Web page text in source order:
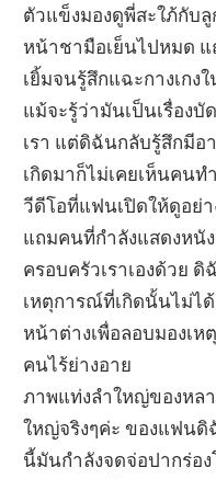
ตัวแข็งมองดูพี่สะใภ้กับ
หน้าชามือเย็นไปหมด แ
เยิ้มจนรู้สึกแฉะกางเก
แม้จะรู้ว่ามันเป็นเรื่องบั
เรา แต่ดิฉันกลับรู้สึกมีอ
เกิดมาก็ไม่เคยเห็นคน
วีดีโอที่แฟนเปิดให้ดูอย่
แถมคนที่กำลังแสดงหนั
ครอบครัวเราเองด้วย
เหตุการณ์ที่เกิดนั้นไม่ไ
หน้าต่างเพื่อลอบมองเ
คนไร้ย่างอาย
ภาพแท่งลำใหญ่ของหล
ใหญ่จริงๆค่ะ ของแฟนดิ
นี้มันกำลังจดจ่อปากร่อ